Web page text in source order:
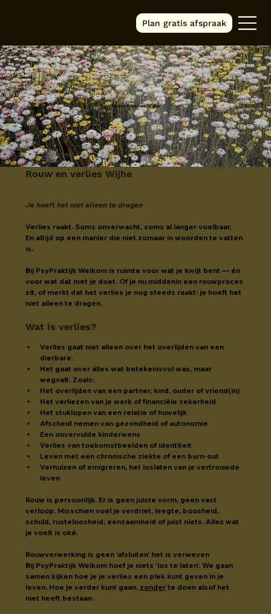
Plan gratis afspraak
Rouw & Verlies Wijhe
Rouw en verlies Wijhe
Je hoeft het niet alleen te dragen
Verlies raakt. Soms onverwacht, soms al langer voelbaar.
En altijd op een manier die niet zomaar in woorden te vatten
is.
Bij PsyPraktijk Welkom is ruimte voor wat je kwijt bent — én
voor wat dat met je doet. Of je nu middenin een rouwproces
zit, of merkt dat het verlies je nog steeds raakt: je hoeft het
niet alleen te dragen.
Wat is verlies?
Verlies gaat niet alleen over het overlijden van een
dierbare.
Het gaat over álles wat betekenisvol was, maar
wegvalt. Zoals:
Het overlijden van een partner, kind, ouder of vriend(in)
Het verliezen van je werk of financiële zekerheid
Het stuklopen van een relatie of huwelijk
Afscheid nemen van gezondheid of autonomie
Een onvervulde kinderwens
Verlies van toekomstbeelden of identiteit
Leven met een chronische ziekte of een burn-out
Verhuizen of emigreren, het loslaten van je vertrouwde
leven
Rouw is persoonlijk. Er is geen juiste vorm, geen vast
verloop. Misschien voel je verdriet, leegte, boosheid,
schuld, rusteloosheid, eenzaamheid of juist niets. Alles wat
je voelt is oké.
Rouwverwerking is geen ‘afsluiten’ het is verweven
Bij PsyPraktijk Welkom hoef je niets ‘los te laten’. We gaan
samen kijken hoe je je verlies een plek kunt geven in je
leven. Hoe je verder kunt gaan, zonder te doen alsof het
niet heeft bestaan.